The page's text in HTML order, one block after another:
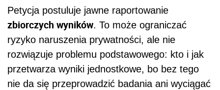
Petycja postuluje jawne raportowanie
zbiorczych wyników. To może ograniczać
ryzyko naruszenia prywatności, ale nie
rozwiązuje problemu podstawowego: kto i jak
przetwarza wyniki jednostkowe, bo bez tego
nie da się przeprowadzić badania ani wyciągać